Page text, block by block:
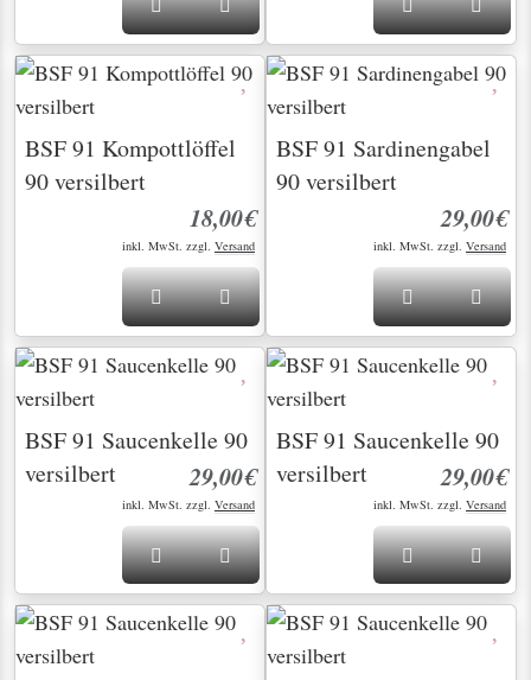
BSF 91 Kompottlöffel
90 versilbert
18,00€
inkl. MwSt. zzgl. Versand
BSF 91 Sardinengabel
90 versilbert
29,00€
inkl. MwSt. zzgl. Versand
BSF 91 Saucenkelle 90
versilbert
29,00€
inkl. MwSt. zzgl. Versand
BSF 91 Saucenkelle 90
versilbert
29,00€
inkl. MwSt. zzgl. Versand